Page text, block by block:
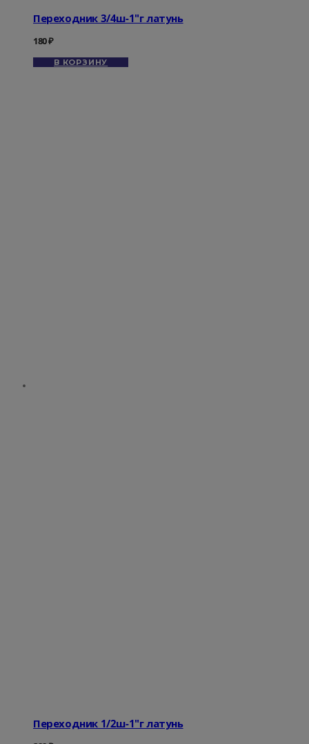
Переходник 3/4ш-1"г латунь
180₽
В КОРЗИНУ
Переходник 1/2ш-1"г латунь